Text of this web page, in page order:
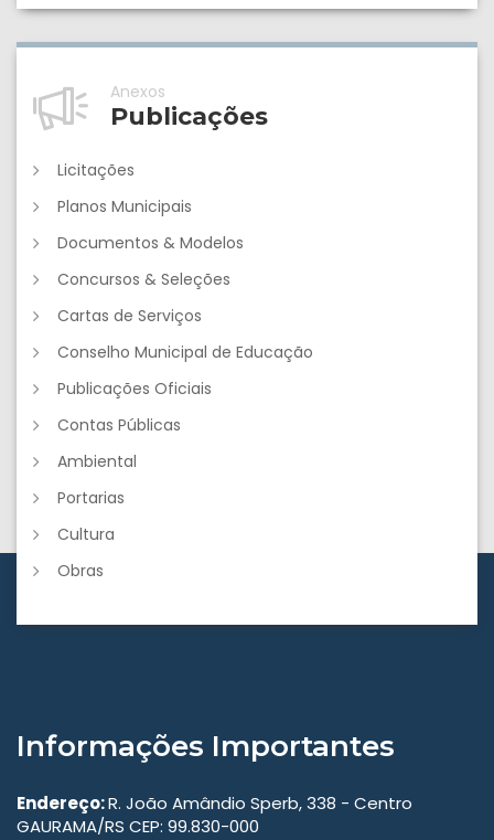
Anexos
Publicações
Licitações
Planos Municipais
Documentos & Modelos
Concursos & Seleções
Cartas de Serviços
Conselho Municipal de Educação
Publicações Oficiais
Contas Públicas
Ambiental
Portarias
Cultura
Obras
Informações Importantes
Endereço:R. João Amândio Sperb, 338 - Centro
GAURAMA/RS CEP: 99.830-000